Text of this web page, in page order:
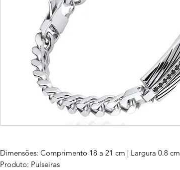
Dimensões: Comprimento 18 a 21 cm | Largura 0.8 cm
Produto: Pulseiras